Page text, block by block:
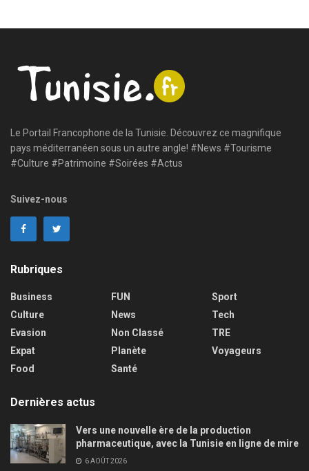
Le Portail Francophone de la Tunisie. Découvrez ce magnifique
pays méditerranéen sous un autre angle! #News #Tourisme
#Culture #Patrimoine #Soirées #Actus
Suivez-nous
Rubriques
Business
Culture
Evasion
Expat
Food
FUN
News
Non Classé
Planète
Santé
Sport
Tech
TRE
Voyageurs
Dernières actus
Vers une nouvelle ère de la production
pharmaceutique, avec la Tunisie en ligne de mire
6 AOÛT 2026